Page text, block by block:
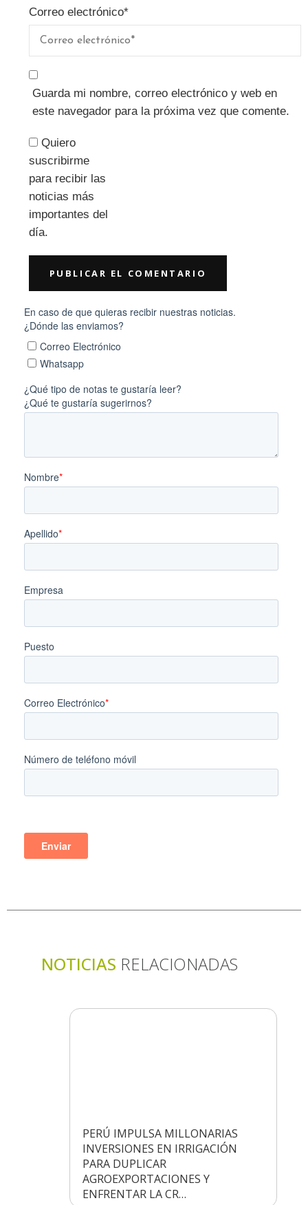
Correo electrónico*
Guarda mi nombre, correo electrónico y web en
este navegador para la próxima vez que comente.
Quiero
suscribirme
para recibir las
noticias más
importantes del
día.
NOTICIAS RELACIONADAS
PERÚ IMPULSA MILLONARIAS
INVERSIONES EN IRRIGACIÓN
PARA DUPLICAR
AGROEXPORTACIONES Y
ENFRENTAR LA CR…